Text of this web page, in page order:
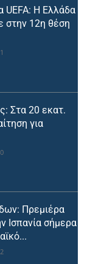
UEFA: Η Ελλάδα
στην 12η θέση
Στα 20 εκατ.
για
Πρεμιέρα
Ισπανία σήμερα